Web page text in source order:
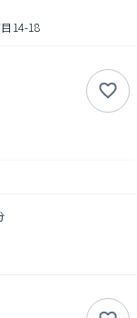
14-18